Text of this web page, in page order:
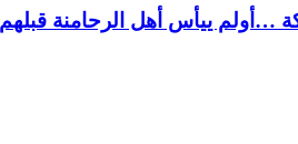
ييأس أهل الرحامنة قبلهم